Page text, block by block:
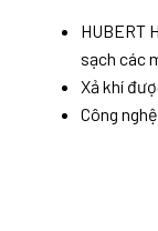
HUBERT
sạch các
Xả khí
Công